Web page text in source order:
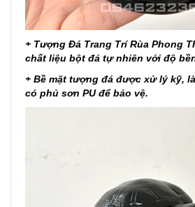
+ Tượng Đá Trang Trí Rùa Phong
chất liệu bột đá tự nhiên với độ
+ Bề mặt tượng đá được xử lý kỹ,
có phủ sơn PU để bảo vệ.